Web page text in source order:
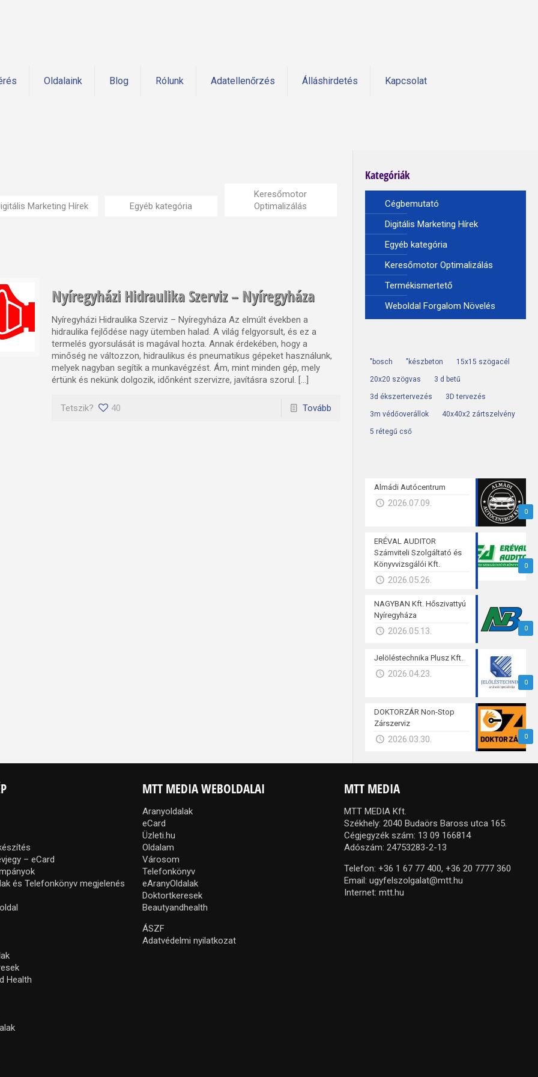
Oldalaink Blog Rólunk Adatellenőrzés Álláshirdetés Kapcsolat
Marketing Hírek Egyéb kategória
Keresőmotor
Optimalizálás
Nyíregyházi Hidraulika Szerviz – Nyíregyháza
Nyíregyházi Hidraulika Szerviz – Nyíregyháza Az elmúlt években a
hidraulika fejlődése nagy ütemben halad. A világ felgyorsult, és ez a
termelés gyorsulását is magával hozta. Annak érdekében, hogy a
minőség ne változzon, hidraulikus és pneumatikus gépeket használunk,
melyek nagyban segítik a munkavégzést. Ám, mint minden gép, mely
értünk és nekünk dolgozik, időnként szervizre, javításra szorul. […]
Tetszik? 40 Tovább
Kategóriák
Cégbemutató
Digitális Marketing Hírek
Egyéb kategória
Keresőmotor Optimalizálás
Termékismertető
Weboldal Forgalom Növelés
"bosch "készbeton 15x15 szögacél
20x20 szögvas 3 d betű
3d ékszertervezés 3D tervezés
3m védőoverállok 40x40x2 zártszelvény
5 rétegű cső
0
Almádi Autócentrum
2026.07.09.
0
ERÉVAL AUDITOR
Számviteli Szolgáltató és
Könyvvizsgálói Kft.
2026.05.26.
0
NAGYBAN Kft. Hőszivattyú
Nyíregyháza
2026.05.13.
0
Jelöléstechnika Plusz Kft.
2026.04.23.
0
DOKTORZÁR Non-Stop
Zárszerviz
2026.03.30.
– eCard
és Telefonkönyv megjelenés
Health
MTT MEDIA WEBOLDALAI
Aranyoldalak
eCard
Üzleti.hu
Oldalam
Városom
Telefonkönyv
eAranyOldalak
Doktortkeresek
Beautyandhealth
ÁSZF
Adatvédelmi nyilatkozat
MTT MEDIA
MTT MEDIA Kft.
Székhely: 2040 Budaörs Baross utca 165.
Cégjegyzék szám: 13 09 166814
Adószám: 24753283-2-13
Telefon:+36 1 67 77 400, +36 20 7777 360
Email:ugyfelszolgalat@mtt.hu
Internet:mtt.hu